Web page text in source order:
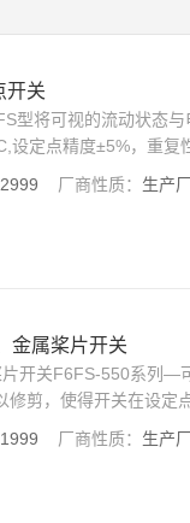
开关
型将可视的流动状态
设定点精度±5%，重
冷却剂停流损害。主
设备。
2999 厂商性质： 生产
金属桨片开关
开关F6FS-550系列—
修剪，使得开关在设定
压力2000PSIG
1999 厂商性质： 生产